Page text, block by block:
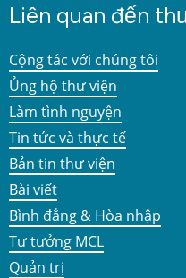
Liên quan đến
Cộng tác với chúng tôi
Ủng hộ thư viện
Làm tình nguyện
Tin tức và thực tế
Bản tin thư viện
Bài viết
Bình đẳng & Hòa nhập
Tư tưởng MCL
Quản trị